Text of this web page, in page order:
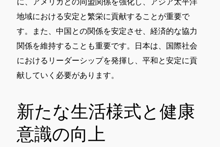
地域における安定と繁栄に貢献することが重要で
す。また、中国との関係を安定させ、経済的な協力
関係を維持することも重要です。日本は、国際社会
におけるリーダーシップを発揮し、平和と安定に貢
献していく必要があります。
新たな生活様式と健康
意識の向上